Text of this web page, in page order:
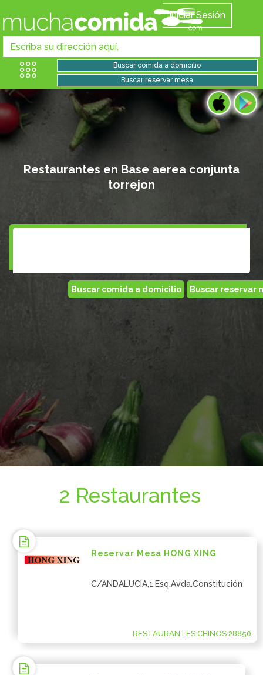
Iniciar Sesión
Restaurantes en Base aerea conjunta
torrejon
2 Restaurantes
Reservar Mesa HONG XING
C/ANDALUCÍA,1,Esq.Avda.Constitución
RESTAURANTES CHINOS 28850